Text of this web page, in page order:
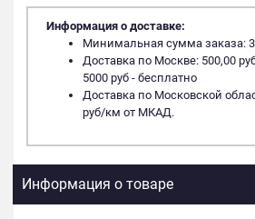
Информация о доставке:
Минимальная сумма заказа:
Доставка по Москве: 500,00
5000 руб - бесплатно
Доставка по Московской
руб/км от МКАД.
Информация о товаре